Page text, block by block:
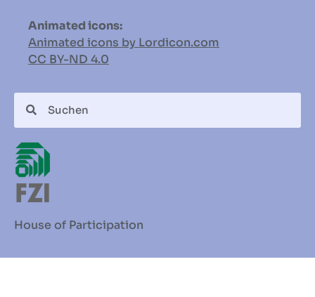
Animated icons:
Animated icons by Lordicon.com
CC BY-ND 4.0
House of Participation